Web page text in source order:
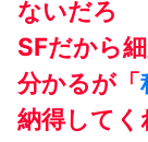
ないだろ
SFだから
分かるが「
納得して